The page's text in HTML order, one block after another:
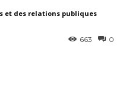
et des relations publiques
0
663